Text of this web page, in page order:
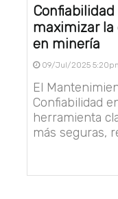
Confiabilidad
maximizar
en minería
09/Jul/2025
El
Confiabilidad
herramienta
más seguras,